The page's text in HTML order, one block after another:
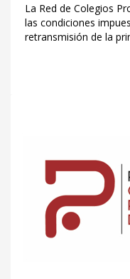
La Red de Colegios
las condiciones
retransmisión de la